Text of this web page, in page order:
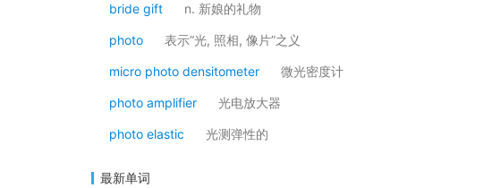
bride gift n. 新娘的礼物
photo 表示“光, 照相, 像片”之义
micro photo densitometer 微光密度计
photo amplifier 光电放大器
photo elastic 光测弹性的
最新单词